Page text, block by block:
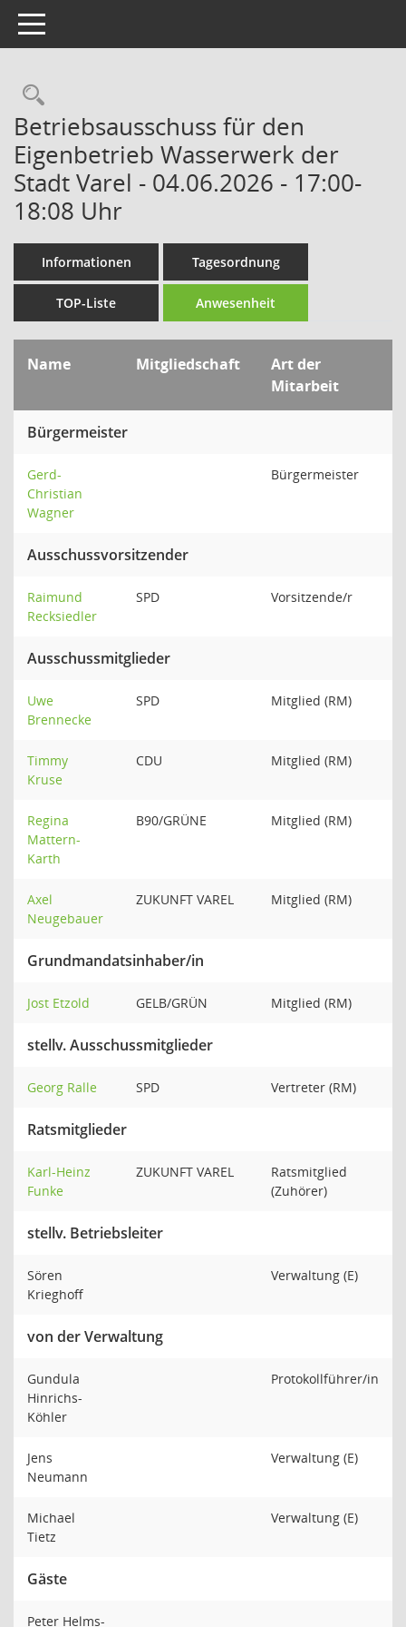
Toggle navigation
Rechercheauswahl
Betriebsausschuss für den
Eigenbetrieb Wasserwerk der
Stadt Varel - 04.06.2026 - 17:00-
18:08 Uhr
Informationen Tagesordnung
TOP-Liste Anwesenheit
Name Mitgliedschaft
Art der
Mitarbeit
Bürgermeister
Gerd-
Christian
Wagner
Bürgermeister
Ausschussvorsitzender
Raimund
Recksiedler
SPD Vorsitzende/r
Ausschussmitglieder
Uwe
Brennecke
SPD Mitglied (RM)
Timmy
Kruse
CDU Mitglied (RM)
Regina
Mattern-
Karth
B90/GRÜNE Mitglied (RM)
Axel
Neugebauer
ZUKUNFT VAREL Mitglied (RM)
Grundmandatsinhaber/in
Jost Etzold GELB/GRÜN Mitglied (RM)
stellv. Ausschussmitglieder
Georg Ralle SPD Vertreter (RM)
Ratsmitglieder
Karl-Heinz
Funke
ZUKUNFT VAREL
Ratsmitglied
(Zuhörer)
stellv. Betriebsleiter
Sören
Krieghoff
Verwaltung (E)
von der Verwaltung
Gundula
Hinrichs-
Köhler
Protokollführer/in
Jens
Neumann
Verwaltung (E)
Michael
Tietz
Verwaltung (E)
Gäste
Peter Helms-